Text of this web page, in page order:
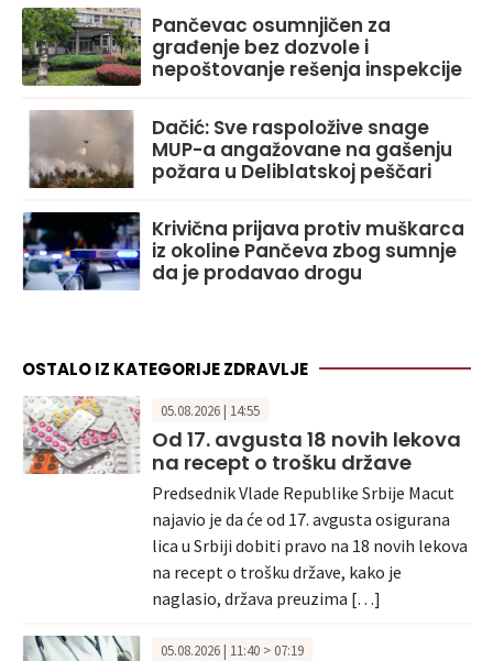
Pančevac osumnjičen za
građenje bez dozvole i
nepoštovanje rešenja inspekcije
Dačić: Sve raspoložive snage
MUP-a angažovane na gašenju
požara u Deliblatskoj peščari
Krivična prijava protiv muškarca
iz okoline Pančeva zbog sumnje
da je prodavao drogu
OSTALO IZ KATEGORIJE ZDRAVLJE
05.08.2026 | 14:55
Od 17. avgusta 18 novih lekova
na recept o trošku države
Predsednik Vlade Republike Srbije Macut
najavio je da će od 17. avgusta osigurana
lica u Srbiji dobiti pravo na 18 novih lekova
na recept o trošku države, kako je
naglasio, država preuzima […]
05.08.2026 | 11:40 > 07:19